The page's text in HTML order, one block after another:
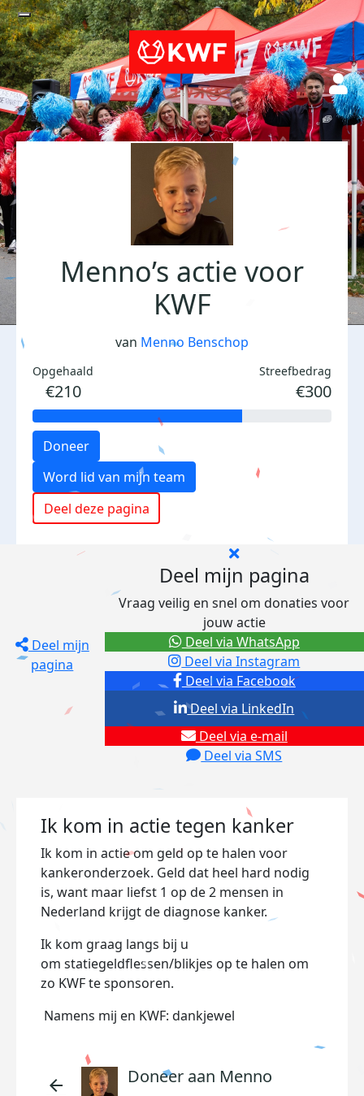
Menno’s actie voor
KWF
van Menno Benschop
Opgehaald
€210
Streefbedrag
€300
Doneer
Word lid van mijn team
Deel deze pagina
Deel mijn
pagina
Deel mijn pagina
Vraag veilig en snel om donaties voor
jouw actie
Deel via Facebook
Deel via Instagram
Deel via e-mail
Deel via SMS
Deel via LinkedIn
Deel via WhatsApp
Ik kom in actie tegen kanker
Ik kom in actie om geld op te halen voor
kankeronderzoek. Geld dat heel hard nodig
is, want maar liefst 1 op de 2 mensen in
Nederland krijgt de diagnose kanker.
Ik kom graag langs bij u
om statiegeldflessen/blikjes op te halen om
zo KWF te sponsoren.
Namens mij en KWF: dankjewel
arrow_back Doneer aan Menno